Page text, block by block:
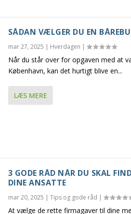
SÅDAN VÆLGER DU EN
mar 27, 2025 | Hverdagen |
Når du står over for opgaven med at
København, kan det hurtigt blive en...
LÆS MERE
3 GODE RÅD NÅR DU SKAL
DINE ANSATTE
mar 20, 2025 | Tips og gode råd |
At vælge de rette firmagaver til dine